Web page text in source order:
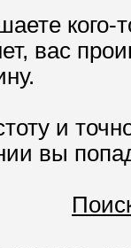
вас
и
вы